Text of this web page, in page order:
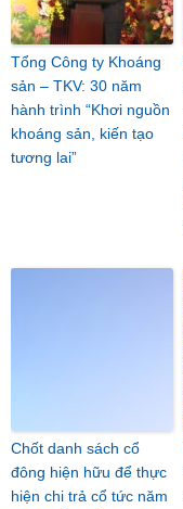
Tổng Công ty Khoáng
sản – TKV: 30 năm
hành trình “Khơi nguồn
khoáng sản, kiến tạo
tương lai”
Chốt danh sách cổ
đông hiện hữu để thực
hiện chi trả cổ tức năm